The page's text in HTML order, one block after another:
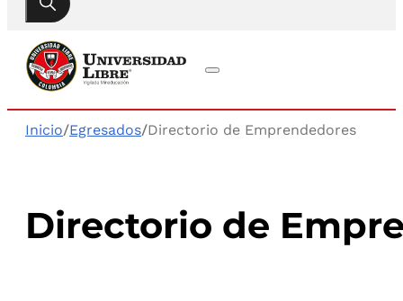
Inicio/Egresados/Directorio de Emprendedores
Directorio de